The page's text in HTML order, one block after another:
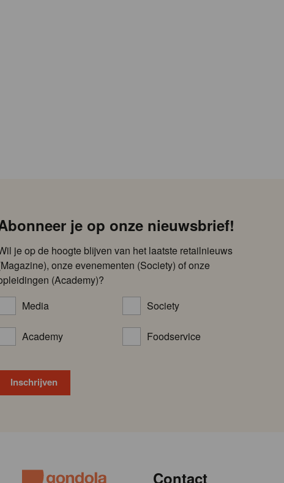
je op onze nieuwsbrief!
je op de hoogte blijven van het laatste retailnieuws
onze evenementen (Society) of onze
(Academy)?
Media
Society
Academy Foodservice
Contact